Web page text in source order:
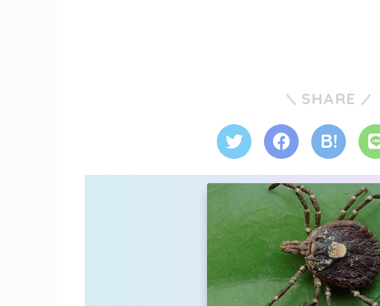
SHARE